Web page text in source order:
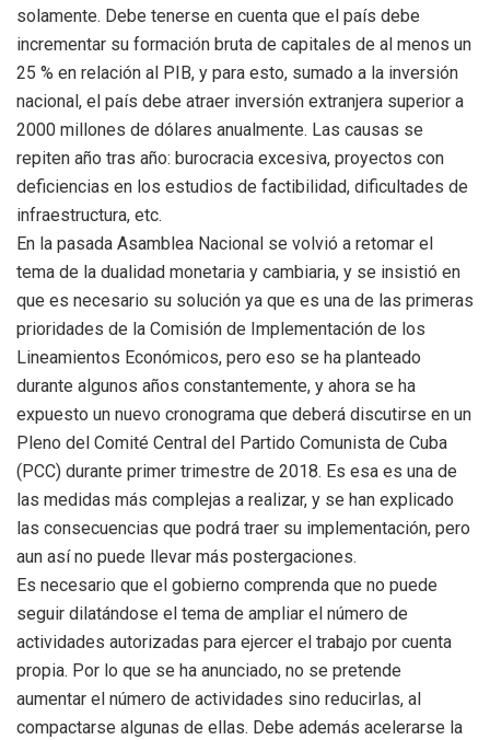
solamente. Debe tenerse en cuenta que el país debe
incrementar su formación bruta de capitales de al menos un
25 % en relación al PIB, y para esto, sumado a la inversión
nacional, el país debe atraer inversión extranjera superior a
2000 millones de dólares anualmente. Las causas se
repiten año tras año: burocracia excesiva, proyectos con
deficiencias en los estudios de factibilidad, dificultades de
infraestructura, etc.
En la pasada Asamblea Nacional se volvió a retomar el
tema de la dualidad monetaria y cambiaria, y se insistió en
que es necesario su solución ya que es una de las primeras
prioridades de la Comisión de Implementación de los
Lineamientos Económicos, pero eso se ha planteado
durante algunos años constantemente, y ahora se ha
expuesto un nuevo cronograma que deberá discutirse en un
Pleno del Comité Central del Partido Comunista de Cuba
(PCC) durante primer trimestre de 2018. Es esa es una de
las medidas más complejas a realizar, y se han explicado
las consecuencias que podrá traer su implementación, pero
aun así no puede llevar más postergaciones.
Es necesario que el gobierno comprenda que no puede
seguir dilatándose el tema de ampliar el número de
actividades autorizadas para ejercer el trabajo por cuenta
propia. Por lo que se ha anunciado, no se pretende
aumentar el número de actividades sino reducirlas, al
compactarse algunas de ellas. Debe además acelerarse la